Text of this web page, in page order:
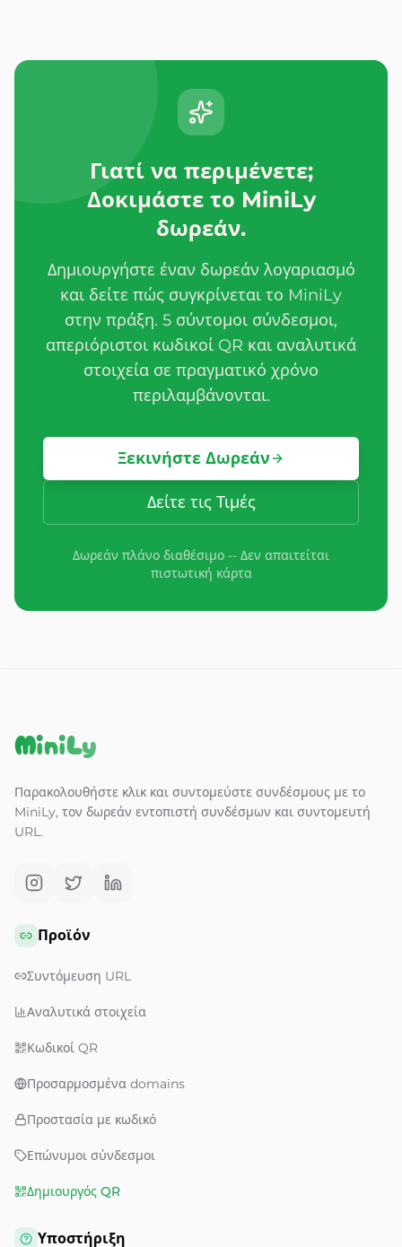
Γιατί να περιμένετε;
Δοκιμάστε το MiniLy
δωρεάν.
Δημιουργήστε έναν δωρεάν λογαριασμό
και δείτε πώς συγκρίνεται το MiniLy
στην πράξη. 5 σύντομοι σύνδεσμοι,
απεριόριστοι κωδικοί QR και αναλυτικά
στοιχεία σε πραγματικό χρόνο
περιλαμβάνονται.
Ξεκινήστε Δωρεάν
Δείτε τις Τιμές
Δωρεάν πλάνο διαθέσιμο -- Δεν απαιτείται
πιστωτική κάρτα
MiniLy
Παρακολουθήστε κλικ και συντομεύστε συνδέσμους με το
MiniLy, τον δωρεάν εντοπιστή συνδέσμων και συντομευτή
URL.
Προϊόν
Συντόμευση URL
Αναλυτικά στοιχεία
Κωδικοί QR
Προσαρμοσμένα domains
Προστασία με κωδικό
Επώνυμοι σύνδεσμοι
Δημιουργός QR
Υποστήριξη